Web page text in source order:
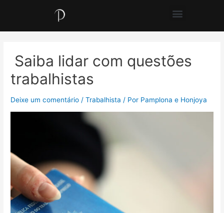
Saiba lidar com questões
trabalhistas
Deixe um comentário /Trabalhista / Por Pamplona e Honjoya